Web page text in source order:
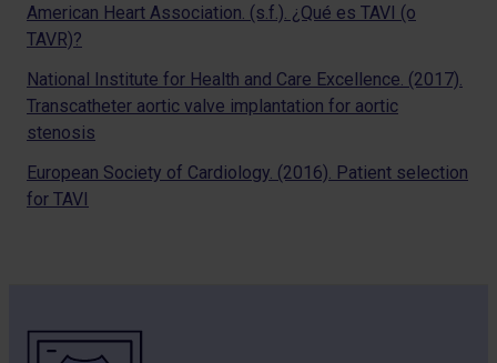
American Heart Association. (s.f.). ¿Qué es TAVI (o
TAVR)?
National Institute for Health and Care Excellence. (2017).
Transcatheter aortic valve implantation for aortic
stenosis
European Society of Cardiology. (2016). Patient selection
for TAVI